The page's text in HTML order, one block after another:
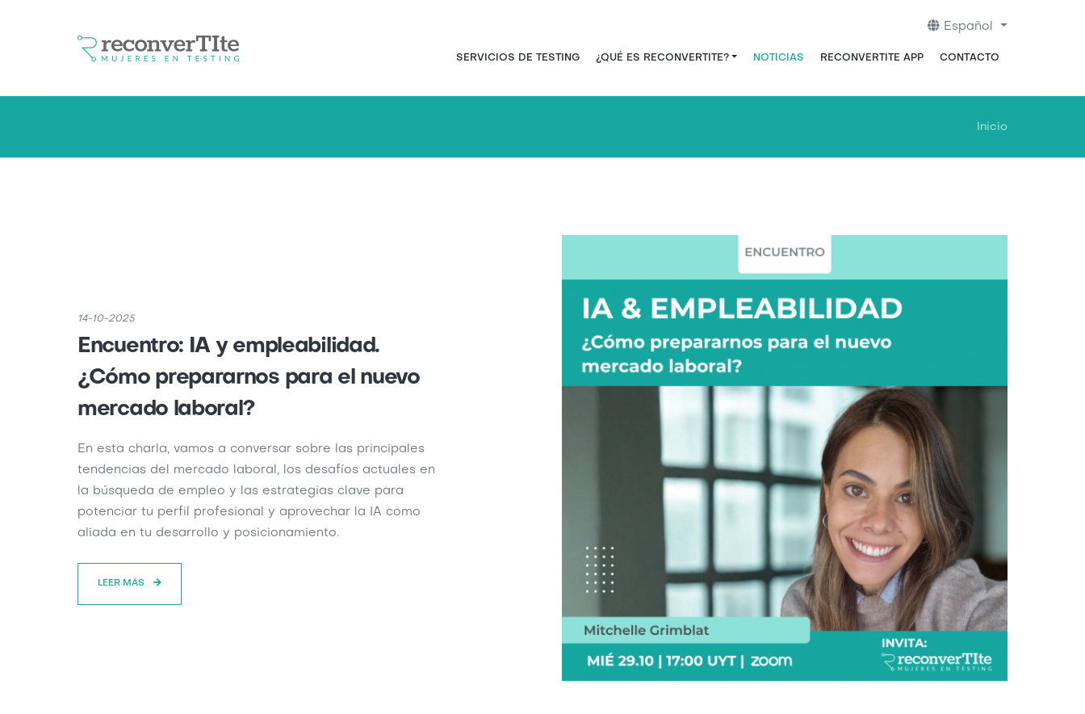
principal
Español
Navegación principal
SERVICIOS DE TESTING ¿QUÉ ES RECONVERTITE? NOTICIAS RECONVERTITE APP CONTACTO
Inicio
14-10-2025
Encuentro: IA y empleabilidad.
¿Cómo prepararnos para el nuevo
mercado laboral?
En esta charla, vamos a conversar sobre las principales
tendencias del mercado laboral, los desafíos actuales en
la búsqueda de empleo y las estrategias clave para
potenciar tu perfil profesional y aprovechar la IA como
aliada en tu desarrollo y posicionamiento.
LEER MÁS